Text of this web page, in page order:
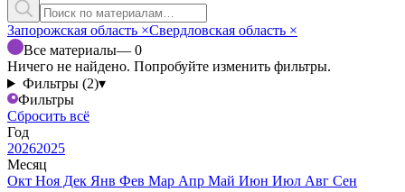
Запорожская область ×Свердловская область ×
Все материалы— 0
Ничего не найдено. Попробуйте изменить фильтры.
Фильтры (2)▾
Фильтры
Сбросить всё
Год
20262025
Месяц
Окт Ноя Дек Янв Фев Мар Апр Май Июн Июл Авг Сен